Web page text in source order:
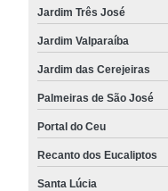
Jardim Três José
Jardim Valparaíba
Jardim das Cerejeiras
Palmeiras de São José
Portal do Ceu
Recanto dos Eucaliptos
Santa Lúcia